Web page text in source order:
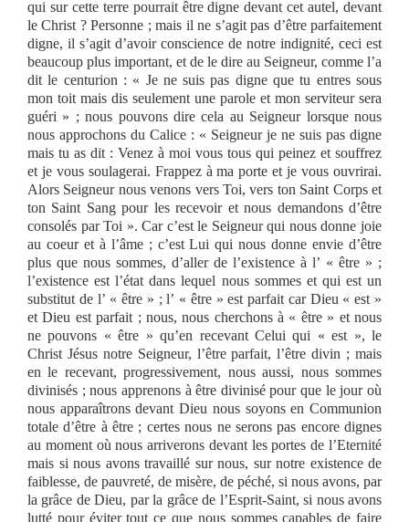
qui sur cette terre pourrait être digne devant cet autel, devant
le Christ ? Personne ; mais il ne s’agit pas d’être parfaitement
digne, il s’agit d’avoir conscience de notre indignité, ceci est
beaucoup plus important, et de le dire au Seigneur, comme l’a
dit le centurion : « Je ne suis pas digne que tu entres sous
mon toit mais dis seulement une parole et mon serviteur sera
guéri » ; nous pouvons dire cela au Seigneur lorsque nous
nous approchons du Calice : « Seigneur je ne suis pas digne
mais tu as dit : Venez à moi vous tous qui peinez et souffrez
et je vous soulagerai. Frappez à ma porte et je vous ouvrirai.
Alors Seigneur nous venons vers Toi, vers ton Saint Corps et
ton Saint Sang pour les recevoir et nous demandons d’être
consolés par Toi ». Car c’est le Seigneur qui nous donne joie
au coeur et à l’âme ; c’est Lui qui nous donne envie d’être
plus que nous sommes, d’aller de l’existence à l’ « être » ;
l’existence est l’état dans lequel nous sommes et qui est un
substitut de l’ « être » ; l’ « être » est parfait car Dieu « est »
et Dieu est parfait ; nous, nous cherchons à « être » et nous
ne pouvons « être » qu’en recevant Celui qui « est », le
Christ Jésus notre Seigneur, l’être parfait, l’être divin ; mais
en le recevant, progressivement, nous aussi, nous sommes
divinisés ; nous apprenons à être divinisé pour que le jour où
nous apparaîtrons devant Dieu nous soyons en Communion
totale d’être à être ; certes nous ne serons pas encore dignes
au moment où nous arriverons devant les portes de l’Eternité
mais si nous avons travaillé sur nous, sur notre existence de
faiblesse, de pauvreté, de misère, de péché, si nous avons, par
la grâce de Dieu, par la grâce de l’Esprit-Saint, si nous avons
lutté pour éviter tout ce que nous sommes capables de faire